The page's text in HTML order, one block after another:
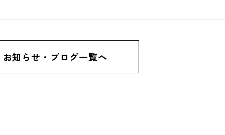
お知らせ・ブログ一覧へ